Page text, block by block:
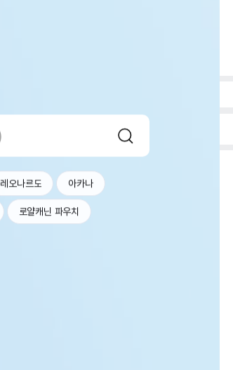
레오나르도 아카나
로얄캐닌 파우치